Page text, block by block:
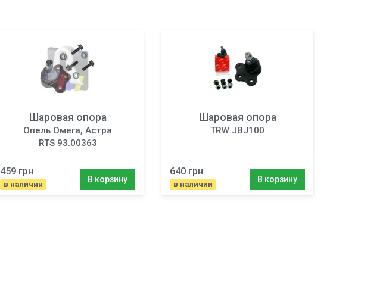
Шаровая опора
Опель Омега, Астра
RTS 93.00363
459 грн
в наличии
В корзину
Шаровая опора
TRW JBJ100
640 грн
в наличии
В корзину